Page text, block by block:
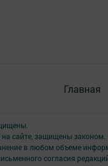
Главная
сайте, защищены законом.
в любом объеме
согласия